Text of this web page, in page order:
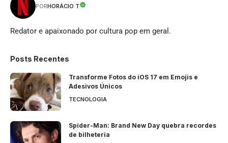
PORHORÁCIO T
Redator e apaixonado por cultura pop em geral.
Posts Recentes
Transforme Fotos do iOS 17 em Emojis e
Adesivos Únicos
TECNOLOGIA
Spider-Man: Brand New Day quebra recordes
de bilheteria